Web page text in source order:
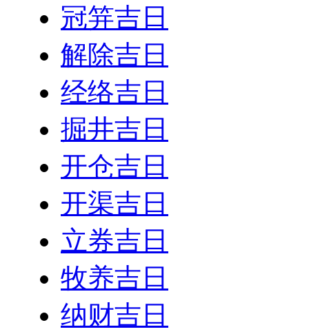
冠笄吉日
解除吉日
经络吉日
掘井吉日
开仓吉日
开渠吉日
立券吉日
牧养吉日
纳财吉日